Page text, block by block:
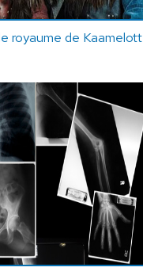
royaume de Kaamelott